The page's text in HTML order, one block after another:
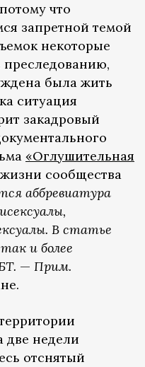
что
запретной темой
некоторые
была жить
ситуация
закадровый
«Оглушительная
сообщества
аббревиатура
В статье
и более
— Прим.
две недели
отснятый